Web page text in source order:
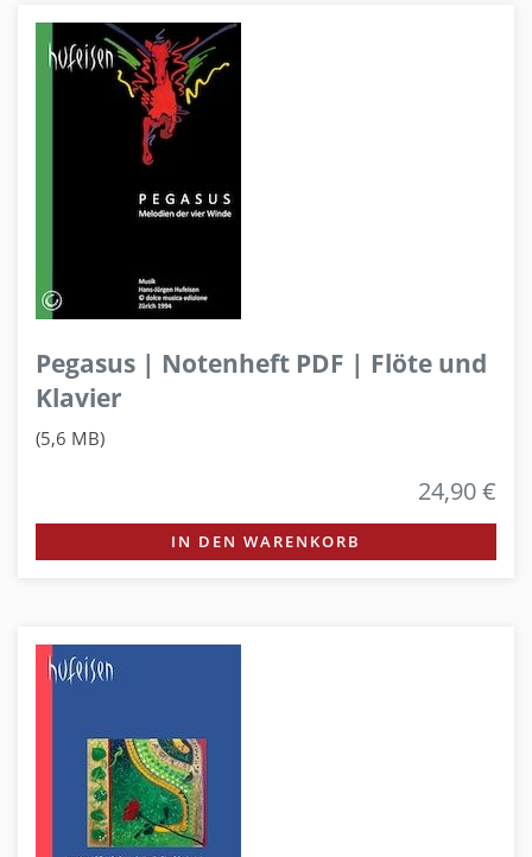
Pegasus | Notenheft PDF | Flöte und
Klavier
(5,6 MB)
24,90 €
IN DEN WARENKORB